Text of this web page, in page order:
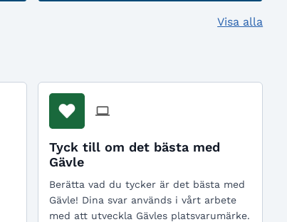
Visa alla
Tyck till om det bästa med
Gävle
Berätta vad du tycker är det bästa med
Gävle! Dina svar används i vårt arbete
med att utveckla Gävles platsvarumärke.